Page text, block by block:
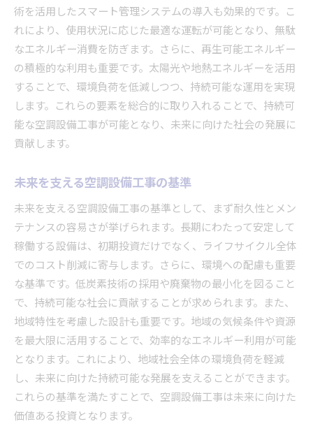
術を活用したスマート管理システムの導入も効果的です。こ
れにより、使用状況に応じた最適な運転が可能となり、無駄
なエネルギー消費を防ぎます。さらに、再生可能エネルギー
の積極的な利用も重要です。太陽光や地熱エネルギーを活用
することで、環境負荷を低減しつつ、持続可能な運用を実現
します。これらの要素を総合的に取り入れることで、持続可
能な空調設備工事が可能となり、未来に向けた社会の発展に
貢献します。
未来を支える空調設備工事の基準
未来を支える空調設備工事の基準として、まず耐久性とメン
テナンスの容易さが挙げられます。長期にわたって安定して
稼働する設備は、初期投資だけでなく、ライフサイクル全体
でのコスト削減に寄与します。さらに、環境への配慮も重要
な基準です。低炭素技術の採用や廃棄物の最小化を図ること
で、持続可能な社会に貢献することが求められます。また、
地域特性を考慮した設計も重要です。地域の気候条件や資源
を最大限に活用することで、効率的なエネルギー利用が可能
となります。これにより、地域社会全体の環境負荷を軽減
し、未来に向けた持続可能な発展を支えることができます。
これらの基準を満たすことで、空調設備工事は未来に向けた
価値ある投資となります。